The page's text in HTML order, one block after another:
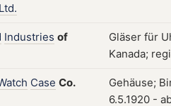
Ltd.
Industries of
Gläser für
Kanada;
Case Co.
Gehäuse;
6.5.1920 -